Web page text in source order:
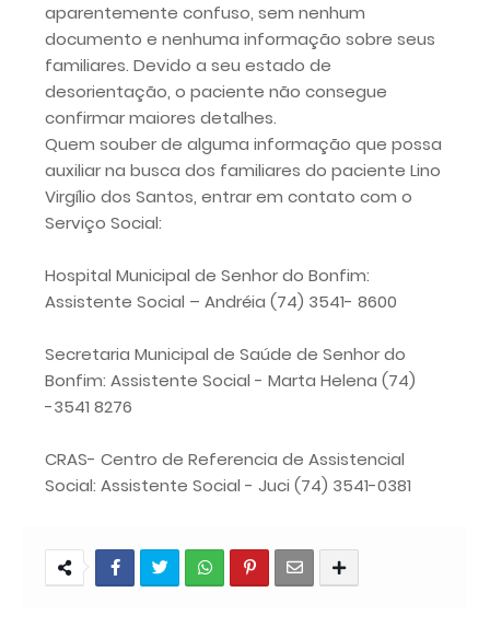
aparentemente confuso, sem nenhum
documento e nenhuma informação sobre seus
familiares. Devido a seu estado de
desorientação, o paciente não consegue
confirmar maiores detalhes.
Quem souber de alguma informação que possa
auxiliar na busca dos familiares do paciente Lino
Virgílio dos Santos, entrar em contato com o
Serviço Social:
Hospital Municipal de Senhor do Bonfim:
Assistente Social – Andréia (74) 3541- 8600
Secretaria Municipal de Saúde de Senhor do
Bonfim: Assistente Social - Marta Helena (74)
-3541 8276
CRAS- Centro de Referencia de Assistencial
Social: Assistente Social - Juci (74) 3541-0381